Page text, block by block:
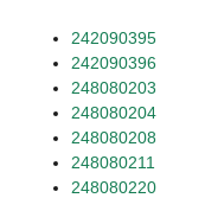
242090395
242090396
248080203
248080204
248080208
248080211
248080220